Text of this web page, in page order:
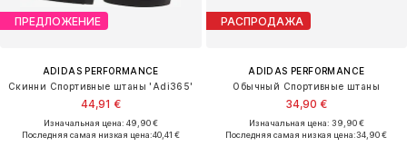
ПРЕДЛОЖЕНИЕ
ADIDAS PERFORMANCE
Скинни Спортивные штаны 'Adi365'
44,91 €
Изначальная цена: 49,90 €
Последняя самая низкая цена:40,41 €
РАСПРОДАЖА
ADIDAS PERFORMANCE
Обычный Спортивные штаны
34,90 €
Изначальная цена: 39,90 €
Последняя самая низкая цена:34,90 €